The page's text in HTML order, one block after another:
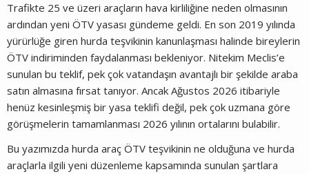
Trafikte 25 ve üzeri araçların hava kirliliğine neden olmasının
ardından yeni ÖTV yasası gündeme geldi. En son 2019 yılında
yürürlüğe giren hurda teşvikinin kanunlaşması halinde bireylerin
ÖTV indiriminden faydalanması bekleniyor. Nitekim Meclis’e
sunulan bu teklif, pek çok vatandaşın avantajlı bir şekilde araba
satın almasına fırsat tanıyor. Ancak Ağustos 2026 itibariyle
henüz kesinleşmiş bir yasa teklifi değil, pek çok uzmana göre
görüşmelerin tamamlanması 2026 yılının ortalarını bulabilir.
Bu yazımızda hurda araç ÖTV teşvikinin ne olduğuna ve hurda
araçlarla ilgili yeni düzenleme kapsamında sunulan şartlara